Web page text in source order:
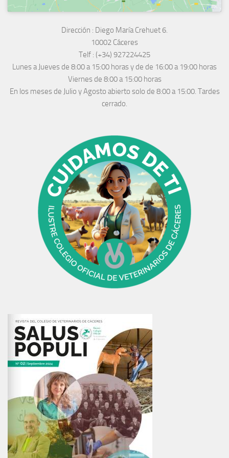
Dirección : Diego María Crehuet 6.
10002 Cáceres
Telf : (+34) 927224425
Lunes a Jueves de 8:00 a 15:00 horas y de de 16:00 a 19:00 horas
Viernes de 8:00 a 15:00 horas
En los meses de Julio y Agosto abierto solo de 8:00 a 15:00. Tardes
cerrado.